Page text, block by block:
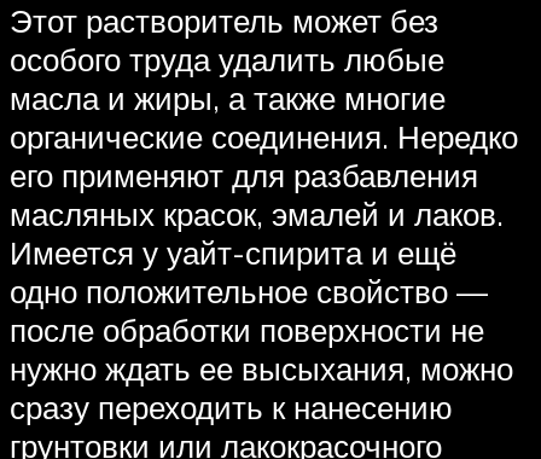
Этот растворитель может без
особого труда удалить любые
масла и жиры, а также многие
органические соединения. Нередко
его применяют для разбавления
масляных красок, эмалей и лаков.
Имеется у уайт-спирита и ещё
одно положительное свойство —
после обработки поверхности не
нужно ждать ее высыхания, можно
сразу переходить к нанесению
грунтовки или лакокрасочного